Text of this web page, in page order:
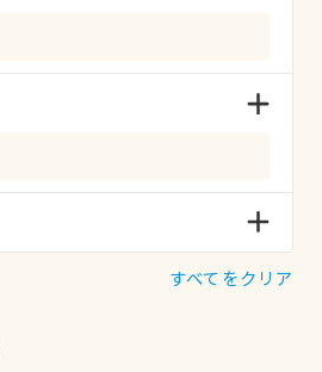
すべてをクリア